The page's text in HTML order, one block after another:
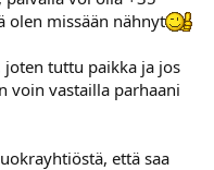
olen missään nähnyt
joten tuttu paikka ja jos
voin vastailla parhaani
että saa